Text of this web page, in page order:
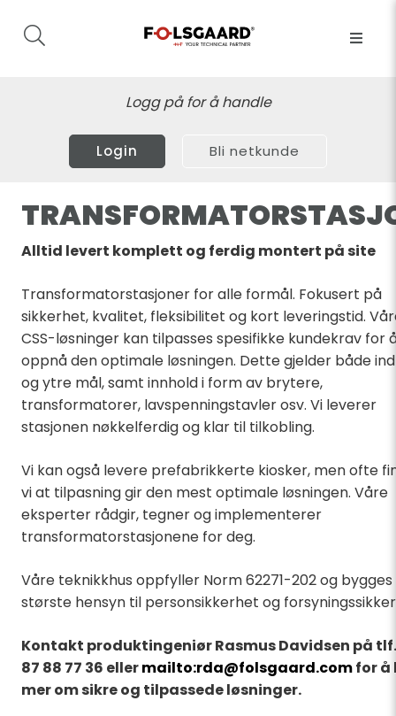
Logg på for å handle
Login Bli netkunde
Alltid levert komplett og ferdig montert på site
Transformatorstasjoner for alle formål. Fokusert på
sikkerhet, kvalitet, fleksibilitet og kort leveringstid.
CSS-løsninger kan tilpasses spesifikke kundekrav for
oppnå den optimale løsningen. Dette gjelder både
og ytre mål, samt innhold i form av brytere,
transformatorer, lavspenningstavler osv. Vi leverer
stasjonen nøkkelferdig og klar til tilkobling.
Vi kan også levere prefabrikkerte kiosker, men ofte
vi at tilpasning gir den mest optimale løsningen. Våre
eksperter rådgir, tegner og implementerer
transformatorstasjonene for deg.
Våre teknikkhus oppfyller Norm 62271-202 og
største hensyn til personsikkerhet og
Kontakt produktingeniør Rasmus Davidsen på
87 88 77 36 ellermailto:rda@folsgaard.comfor
mer om sikre og tilpassede løsninger.